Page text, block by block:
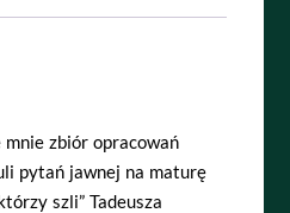
zbiór opracowań
pytań jawnej na maturę
szli” Tadeusza